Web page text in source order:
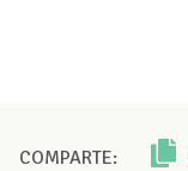
COMPARTE: